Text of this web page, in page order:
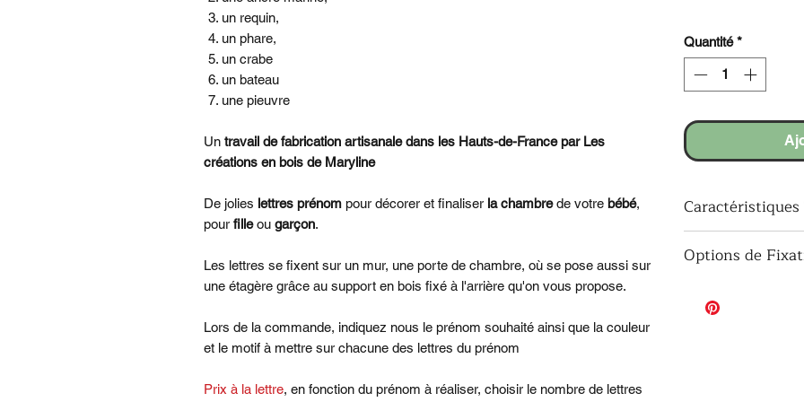
un requin,
un phare,
un crabe
un bateau
une pieuvre
Un travail de fabrication artisanale dans les Hauts-de-France par Les
créations en bois de Maryline
De jolies lettres prénom pour décorer et finaliser la chambrede votre bébé,
pour filleou garçon.
Les lettres se fixent sur un mur, une porte de chambre, où se pose aussi sur
une étagère grâce au support en bois fixé à l'arrière qu'on vous propose.
Lors de la commande, indiquez nous le prénom souhaité ainsi que la couleur
et le motif à mettre sur chacune des lettres du prénom
Prix à la lettre, en fonction du prénom à réaliser, choisir le nombre de lettres
Quantité *
selectionné pour
avec une
Hauteur de la
Options de
livrées sans